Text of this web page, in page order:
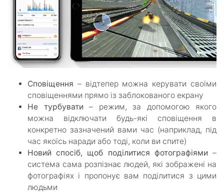
Сповіщення – відтепер можна керувати своїми
сповіщеннями прямо із заблокованого екрану
Не турбувати – режим, за допомогою якого
можна відключати будь-які сповіщення в
конкретно зазначений вами час (наприклад, під
час якоїсь наради або тоді, коли ви спите)
Новий спосіб, щоб поділитися фотографіями –
система сама розпізнає людей, які зображені на
фотографіях і пропонує вам поділитися з цими
людьми